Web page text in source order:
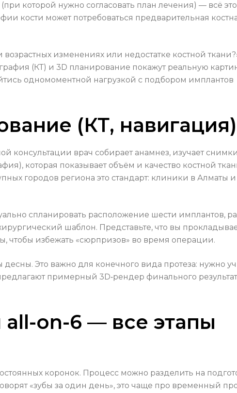
которой нужно согласовать план лечения) — всё это
кости может потребоваться предварительная
изменениях или недостатке костной
(КТ) и 3D планирование покажут реальную
одномоментной нагрузкой с подбором имплантов
(КТ, навигация)
врач собирает анамнез, изучает
которая показывает объём и качество костной
городов региона это стандарт: клиники в Алматы и
спланировать расположение шести имплантов,
шаблон. Представьте, что вы
чтобы избежать «сюрпризов» во время операции.
Это важно для конечного вида протеза: нужно
примерный 3D‑рендер финального
on-6 — все этапы
коронок. Процесс можно разделить на
«зубы за один день», это чаще про временный